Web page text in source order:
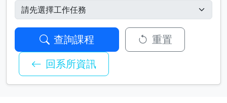
查詢課程
重置
回系所資訊